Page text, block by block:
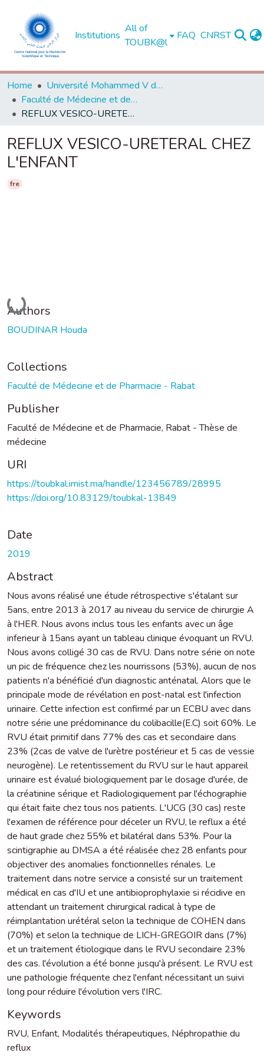
Institutions
All of
TOUBK@l
FAQ CNRST
Home
Université Mohammed V de Rabat
Faculté de Médecine et de Pharmacie - Rabat
REFLUX VESICO-URETERAL CHEZ L'ENFANT
REFLUX VESICO-URETERAL CHEZ
L'ENFANT
fre
Loading...
Authors
BOUDINAR Houda
Collections
Faculté de Médecine et de Pharmacie - Rabat
Publisher
Faculté de Médecine et de Pharmacie, Rabat - Thèse de
médecine
URI
https://toubkal.imist.ma/handle/123456789/28995
https://doi.org/10.83129/toubkal-13849
Date
2019
Abstract
Nous avons réalisé une étude rétrospective s'étalant sur
5ans, entre 2013 à 2017 au niveau du service de chirurgie A
à l'HER. Nous avons inclus tous les enfants avec un âge
inferieur à 15ans ayant un tableau clinique évoquant un RVU.
Nous avons colligé 30 cas de RVU. Dans notre série on note
un pic de fréquence chez les nourrissons (53%), aucun de nos
patients n'a bénéficié d'un diagnostic anténatal. Alors que le
principale mode de révélation en post-natal est l'infection
urinaire. Cette infection est confirmé par un ECBU avec dans
notre série une prédominance du colibacille(E.C) soit 60%. Le
RVU était primitif dans 77% des cas et secondaire dans
23% (2cas de valve de l'urètre postérieur et 5 cas de vessie
neurogène). Le retentissement du RVU sur le haut appareil
urinaire est évalué biologiquement par le dosage d'urée, de
la créatinine sérique et Radiologiquement par l'échographie
qui était faite chez tous nos patients. L'UCG (30 cas) reste
l'examen de référence pour déceler un RVU, le reflux a été
de haut grade chez 55% et bilatéral dans 53%. Pour la
scintigraphie au DMSA a été réalisée chez 28 enfants pour
objectiver des anomalies fonctionnelles rénales. Le
traitement dans notre service a consisté sur un traitement
médical en cas d'IU et une antibioprophylaxie si récidive en
attendant un traitement chirurgical radical à type de
réimplantation urétéral selon la technique de COHEN dans
(70%) et selon la technique de LICH-GREGOIR dans (7%)
et un traitement étiologique dans le RVU secondaire 23%
des cas. l'évolution a été bonne jusqu'à présent. Le RVU est
une pathologie fréquente chez l'enfant nécessitant un suivi
long pour réduire l'évolution vers l'IRC.
Keywords
RVU, Enfant, Modalités thérapeutiques, Néphropathie du
reflux